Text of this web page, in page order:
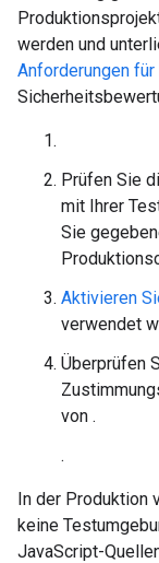
werden und
Anforderungen
Prüfen Sie
mit Ihrer
Sie
Aktivieren
verwendet
Überprüfen
von .
.
In der Produktion
keine
JavaScript-